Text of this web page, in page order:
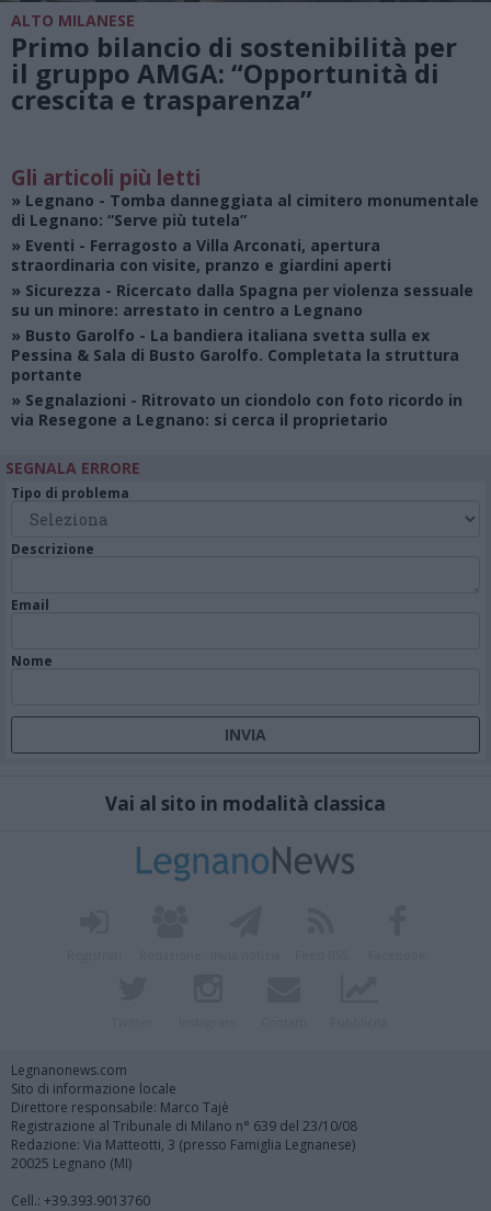
ALTO MILANESE
Primo bilancio di sostenibilità per
il gruppo AMGA: “Opportunità di
crescita e trasparenza”
Gli articoli più letti
» Legnano - Tomba danneggiata al cimitero monumentale
di Legnano: “Serve più tutela”
» Eventi - Ferragosto a Villa Arconati, apertura
straordinaria con visite, pranzo e giardini aperti
» Sicurezza - Ricercato dalla Spagna per violenza sessuale
su un minore: arrestato in centro a Legnano
» Busto Garolfo - La bandiera italiana svetta sulla ex
Pessina & Sala di Busto Garolfo. Completata la struttura
portante
» Segnalazioni - Ritrovato un ciondolo con foto ricordo in
via Resegone a Legnano: si cerca il proprietario
SEGNALA ERRORE
Tipo di problema
Descrizione
Email
Nome
Vai al sito in modalità classica
Legnanonews.com
Sito di informazione locale
Direttore responsabile: Marco Tajè
Registrazione al Tribunale di Milano n° 639 del 23/10/08
Redazione: Via Matteotti, 3 (presso Famiglia Legnanese)
20025 Legnano (MI)
Cell.: +39.393.9013760